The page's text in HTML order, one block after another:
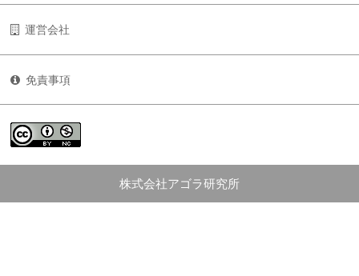
運営会社
免責事項
株式会社アゴラ研究所